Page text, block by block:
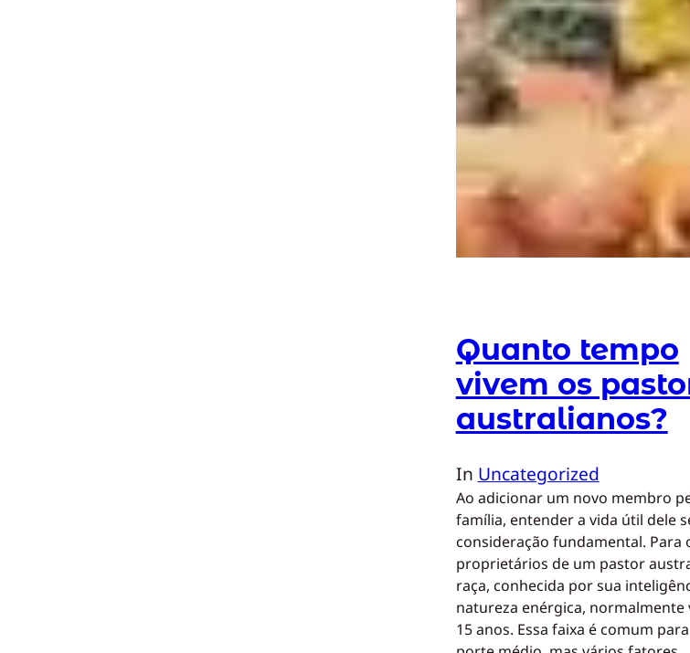
Quanto tempo
vivem os
australianos?
In Uncategorized
Ao adicionar um novo membro
família, entender a vida útil dele
consideração fundamental. Para
proprietários de um pastor
raça, conhecida por sua
natureza enérgica, normalmente
15 anos. Essa faixa é comum